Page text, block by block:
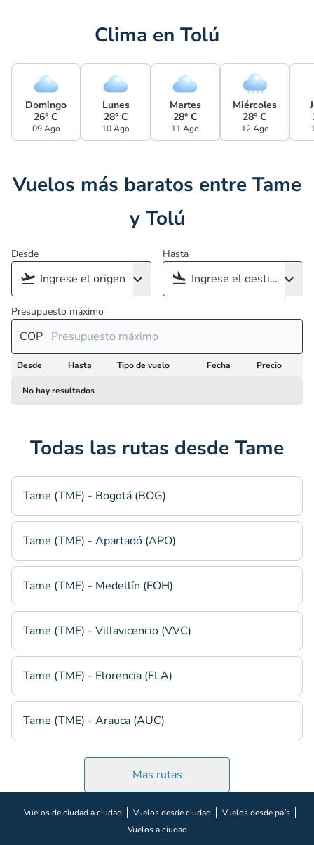
Clima en Tolú
Domingo
26° C
09 Ago
Lunes
28° C
10 Ago
Martes
28° C
11 Ago
Miércoles
28° C
12 Ago
Vuelos más baratos entre Tame
y Tolú
Desde Hasta
Presupuesto máximo
COP
Desde Hasta Tipo de vuelo Fecha Precio
No hay resultados
Todas las rutas desde Tame
Tame (TME) - Bogotá (BOG)
Tame (TME) - Apartadó (APO)
Tame (TME) - Medellín (EOH)
Tame (TME) - Villavicencio (VVC)
Tame (TME) - Florencia (FLA)
Tame (TME) - Arauca (AUC)
Mas rutas
Vuelos de ciudad a ciudad Vuelos desde ciudad
Vuelos desde país
Vuelos a ciudad